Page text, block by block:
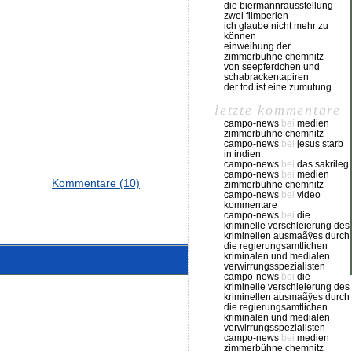
Kommentare (10)
die biermannrausstellung
zwei filmperlen
ich glaube nicht mehr zu
können
einweihung der
zimmerbühne chemnitz
von seepferdchen und
schabrackentapiren
der tod ist eine zumutung
letzte kommentare
campo-news bei medien
zimmerbühne chemnitz
campo-news bei jesus starb
in indien
campo-news bei das sakrileg
campo-news bei medien
zimmerbühne chemnitz
campo-news bei video
kommentare
campo-news bei die
kriminelle verschleierung des
kriminellen ausmaãÿes durch
die regierungsamtlichen
kriminalen und medialen
verwirrungsspezialisten
campo-news bei die
kriminelle verschleierung des
kriminellen ausmaãÿes durch
die regierungsamtlichen
kriminalen und medialen
verwirrungsspezialisten
campo-news bei medien
zimmerbühne chemnitz